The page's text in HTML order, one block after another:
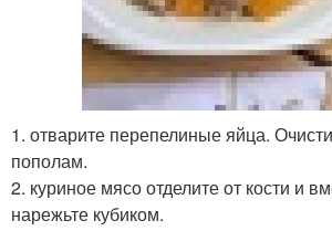
1. отварите перепелиные яйца.
пополам.
2. куриное мясо отделите от кости и
нарежьте кубиком.